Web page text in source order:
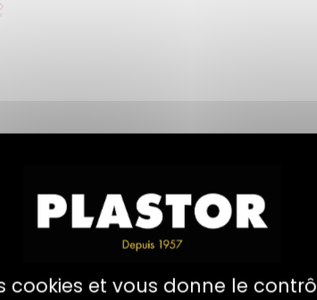
Documents Avis
mélange 90/10.
cookies et vous donne le